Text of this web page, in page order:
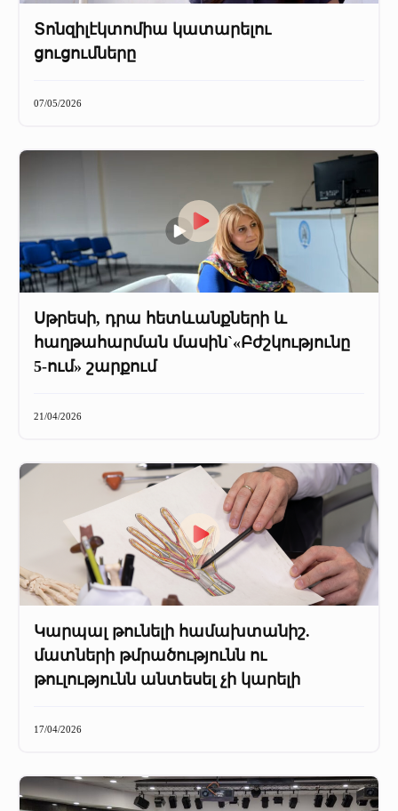
Տոնզիլէկտոմիա կատարելու
ցուցումները
07/05/2026
Սթրեսի, դրա հետևանքների և
հաղթահարման մասին`«Բժշկությունը
5-ում» շարքում
21/04/2026
Կարպալ թունելի համախտանիշ.
մատների թմրածությունն ու
թուլությունն անտեսել չի կարելի
17/04/2026